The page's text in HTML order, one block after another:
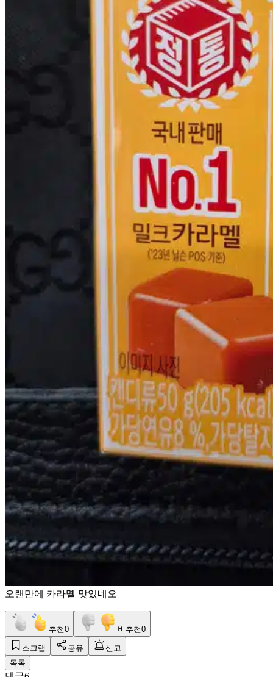
오랜만에 카라몔 맛있네오
추천0 비추천0
스크랩 공유
신고
목록